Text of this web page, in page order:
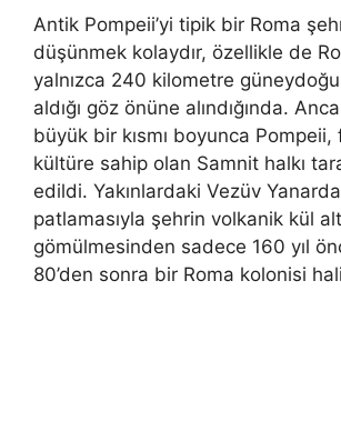
Antik Pompeii’yi tipik bir Roma
düşünmek kolaydır, özellikle de
yalnızca 240 kilometre
aldığı göz önüne alındığında.
büyük bir kısmı boyunca Pompeii,
kültüre sahip olan Samnit halkı
edildi. Yakınlardaki Vezüv
patlamasıyla şehrin volkanik kül
gömülmesinden sadece 160 yıl
80’den sonra bir Roma kolonisi